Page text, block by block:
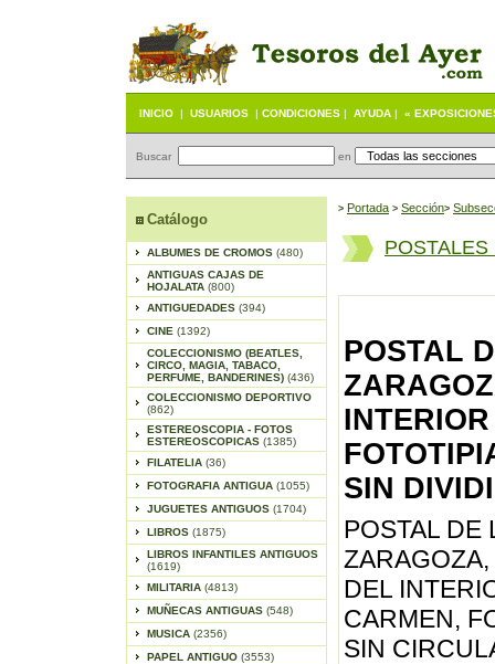
INICIO | USUARIOS | CONDICIONES | AYUDA | «
Buscar en
Catálogo
ALBUMES DE CROMOS (480)
ANTIGUAS CAJAS DE
HOJALATA (800)
ANTIGUEDADES (394)
CINE (1392)
COLECCIONISMO (BEATLES,
CIRCO, MAGIA, TABACO,
PERFUME, BANDERINES) (436)
COLECCIONISMO DEPORTIVO
(862)
ESTEREOSCOPIA - FOTOS
ESTEREOSCOPICAS (1385)
FILATELIA (36)
FOTOGRAFIA ANTIGUA (1055)
JUGUETES ANTIGUOS (1704)
LIBROS (1875)
LIBROS INFANTILES ANTIGUOS
(1619)
MILITARIA (4813)
MUÑECAS ANTIGUAS (548)
MUSICA (2356)
PAPEL ANTIGUO (3553)
> Portada > Sección>
POSTALES
POSTAL
SIN
POSTAL DE
DEL
CARMEN,
SIN